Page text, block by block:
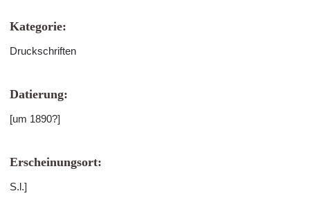
Kategorie:
Druckschriften
Datierung:
[um 1890?]
Erscheinungsort:
S.l.]